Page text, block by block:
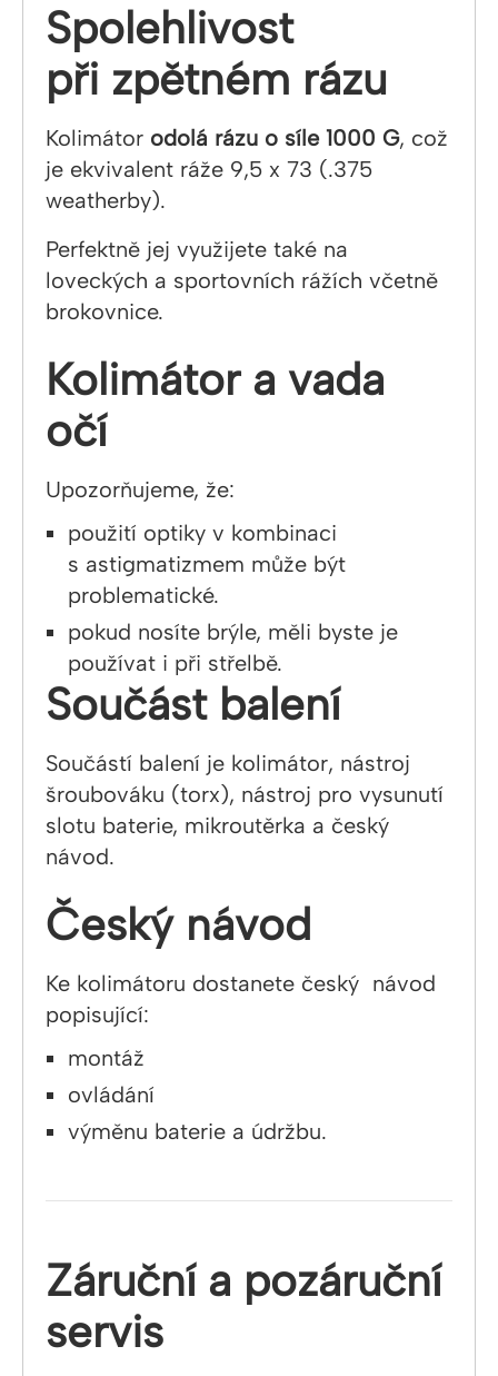
Spolehlivost
při zpětném rázu
Kolimátor odolá rázu o síle 1000 G, což
je ekvivalent ráže 9,5 x 73 (.375
weatherby).
Perfektně jej využijete také na
loveckých a sportovních rážích včetně
brokovnice.
Kolimátor a vada
očí
Upozorňujeme, že:
použití optiky v kombinaci
s astigmatizmem může být
problematické.
pokud nosíte brýle, měli byste je
používat i při střelbě.
Součást balení
Součástí balení je kolimátor, nástroj
šroubováku (torx), nástroj pro vysunutí
slotu baterie, mikroutěrka a český
návod.
Český návod
Ke kolimátoru dostanete český návod
popisující:
montáž
ovládání
výměnu baterie a údržbu.
Záruční a pozáruční
servis